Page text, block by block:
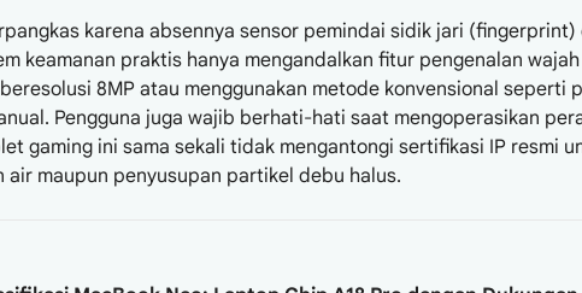
karena absennya sensor pemindai sidik jari (fingerprint)
keamanan praktis hanya mengandalkan fitur pengenalan
8MP atau menggunakan metode konvensional seperti
Pengguna juga wajib berhati-hati saat mengoperasikan
gaming ini sama sekali tidak mengantongi sertifikasi IP resmi
maupun penyusupan partikel debu halus.